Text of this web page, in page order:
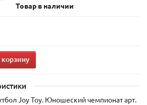
Товар в наличии
корзину
Joy Toy. Юношеский чемпионат арт.